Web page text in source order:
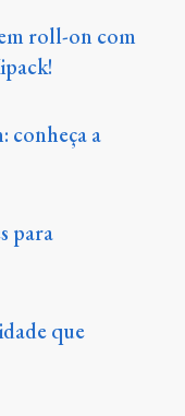
roll-on com
conheça a
para
que